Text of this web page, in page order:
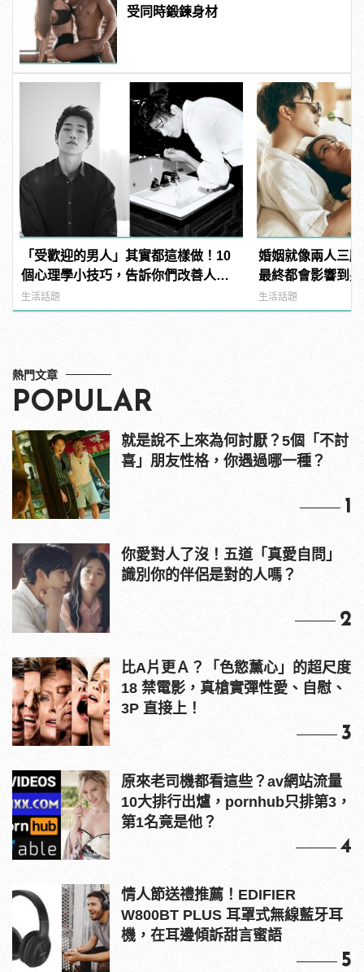
受同時鍛鍊身材
「受歡迎的男人」其實都這樣做！10
個心理學小技巧，告訴你們改善人際
關係的大關鍵！
生活話題
婚姻就像兩人三
最終都會影響到
manfashion這樣
生活話題
熱門文章
POPULAR
就是說不上來為何討厭？5個「不討
喜」朋友性格，你遇過哪一種？
1
你愛對人了沒！五道「真愛自問」
識別你的伴侶是對的人嗎？
2
比A片更Ａ？「色慾薰心」的超尺度
18 禁電影，真槍實彈性愛、自慰、
3P 直接上！
3
原來老司機都看這些？av網站流量
10大排行出爐，pornhub只排第3，
第1名竟是他？
4
情人節送禮推薦！EDIFIER
W800BT PLUS 耳罩式無線藍牙耳
機，在耳邊傾訴甜言蜜語
5